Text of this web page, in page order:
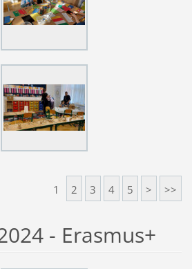
1 2 3 4 5 > >>
- Erasmus+